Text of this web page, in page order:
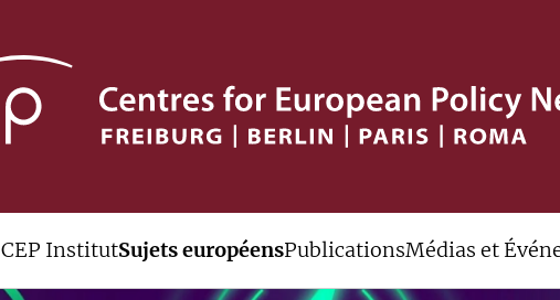
CEP InstitutSujets européensPublicationsMédias et